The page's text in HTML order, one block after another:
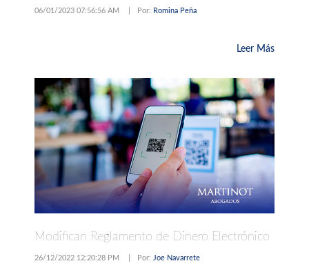
06/01/2023 07:56:56 AM Por: Romina Peña
Leer Más
Modifican Reglamento de Dinero Electrónico
26/12/2022 12:20:28 PM Por: Joe Navarrete